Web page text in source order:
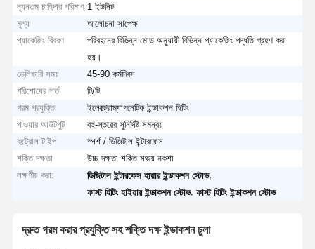
ন্যূনতম চাহিদার পরিমাণ 1 ইউনিট
মূল্য
আলোচনা সাপেক্ষ
প্যাকেজিং বিবরণ
পরিবহনের বিভিন্ন মোড অনুযায়ী বিভিন্ন প্যাকেজিং পদ্ধতি গ্রহণ করা
হয়।
ডেলিভারি সময়
45-90 কর্মদিবস
পরিশোধের শর্ত
টি/টি
গরম প্রযুক্তি
ইলেক্ট্রোম্যাগনেটিক ইন্ডাকশন হিটিং
পাওয়ার আউটপুট
বহু-স্তরের সুনির্দিষ্ট সমন্বয়
কন্ট্রোল টাইপ
স্পর্শ / ডিজিটাল ইন্টারফেস
শক্তি দক্ষতা
উচ্চ দক্ষতা শক্তি সঞ্চয় নকশা
লক্ষণীয় করা:
ডিজিটাল ইন্টারফেস হায়ার ইন্ডাকশন স্টোভ,
ফাস্ট হিটিং হাইয়ার ইন্ডাকশন স্টোভ,ফাস্ট হিটিং ইন্ডাকশন স্টোভ
দ্রুত গরম করার প্রযুক্তি সহ শক্তি দক্ষ ইন্ডাকশন চুলা